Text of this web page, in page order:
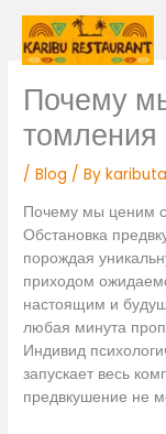
Skip
content
Почему
томления
/Blog / By
Почему мы ценим
Обстановка
порождая
приходом
настоящим и
любая минута
Индивид
запускает весь
предвкушение не